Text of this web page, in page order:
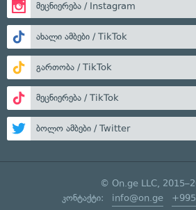
მეცნიერება / Instagram
ახალი ამბები / TikTok
გართობა / TikTok
მეცნიერება / TikTok
ბოლო ამბები / Twitter
© On.ge LLC,
კონტაქტი: info@on.ge +995